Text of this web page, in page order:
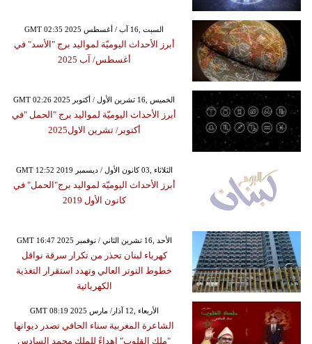
GMT 02:35 2025 السبت ,16 آب / أغسطس
أبرز الأحداث اليوميّة لمواليد برج "الأسد" في
أغسطس/ آب 2025
GMT 02:26 2025 الخميس ,16 تشرين الأول / أكتوبر
أبرز الأحداث اليوميّة لمواليد برج "الحمل "في
أكتوبر/ تشرين الاول2025
GMT 12:52 2019 الثلاثاء ,03 كانون الأول / ديسمبر
أبرز الأحداث اليوميّة لمواليد برج"الحمل" في
كانون الأول 2019
GMT 16:47 2025 الأحد ,16 تشرين الثاني / نوفمبر
كهرباء لبنان تحذر من تكرار سرقة نواقل
خطوط التوتر العالي وتهدد استقرار التغذية
الكهربائية
GMT 08:19 2025 الأربعاء ,12 آذار/ مارس
الشاعرة المغربية سناء الحافي تصدر ديوانها
"ملك القلوب" إهداءً للملك محمد السادس